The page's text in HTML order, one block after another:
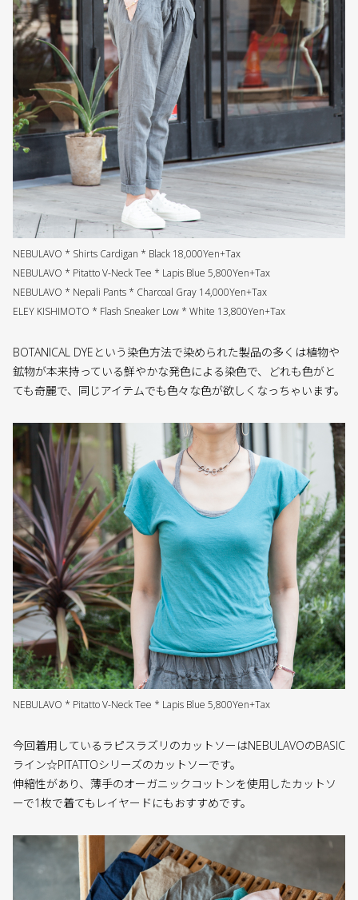
NEBULAVO * Shirts Cardigan * Black 18,000Yen+Tax
NEBULAVO * Pitatto V-Neck Tee * Lapis Blue 5,800Yen+Tax
NEBULAVO * Nepali Pants * Charcoal Gray 14,000Yen+Tax
ELEY KISHIMOTO * Flash Sneaker Low * White 13,800Yen+Tax
BOTANICAL DYEという染色方法で染められた製品の多くは植物や
鉱物が本来持っている鮮やかな発色による染色で、どれも色がと
ても奇麗で、同じアイテムでも色々な色が欲しくなっちゃいます。
NEBULAVO * Pitatto V-Neck Tee * Lapis Blue 5,800Yen+Tax
今回着用しているラピスラズリのカットソーはNEBULAVOのBASIC
ライン☆PITATTOシリーズのカットソーです。
伸縮性があり、薄手のオーガニックコットンを使用したカットソ
ーで1枚で着てもレイヤードにもおすすめです。